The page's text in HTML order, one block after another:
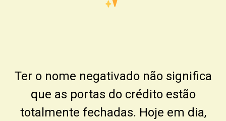
Ter o nome negativado não significa
que as portas do crédito estão
totalmente fechadas. Hoje em dia,